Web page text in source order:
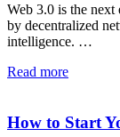
Web 3.0 is the
by decentralized
intelligence. …
Read more
How to Start